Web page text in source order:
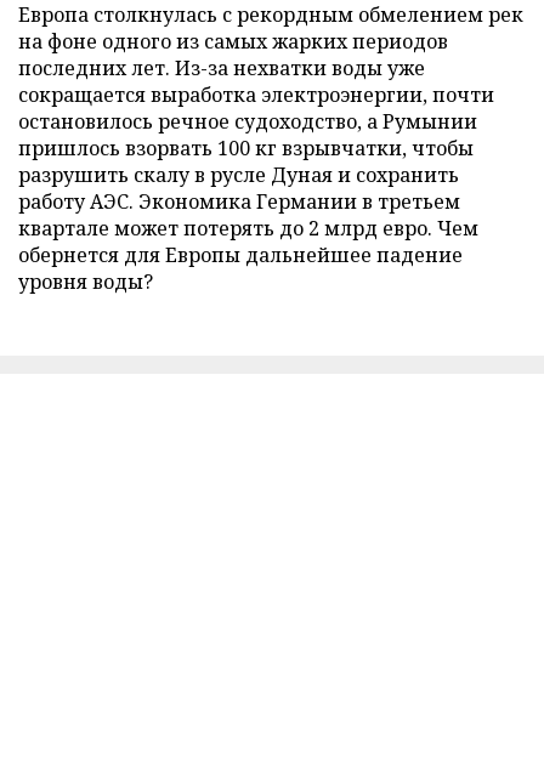
Европа столкнулась с рекордным обмелением рек
на фоне одного из самых жарких периодов
последних лет. Из-за нехватки воды уже
сокращается выработка электроэнергии, почти
остановилось речное судоходство, а Румынии
пришлось взорвать 100 кг взрывчатки, чтобы
разрушить скалу в русле Дуная и сохранить
работу АЭС. Экономика Германии в третьем
квартале может потерять до 2 млрд евро. Чем
обернется для Европы дальнейшее падение
уровня воды?